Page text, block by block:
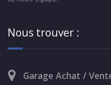
Nous trouver :
Garage Achat /